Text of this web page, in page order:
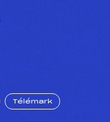
Télémark